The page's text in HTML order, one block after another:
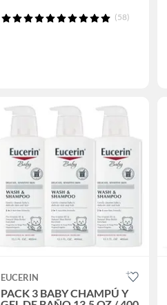
(58)
EUCERIN
PACK 3 BABY CHAMPÚ Y